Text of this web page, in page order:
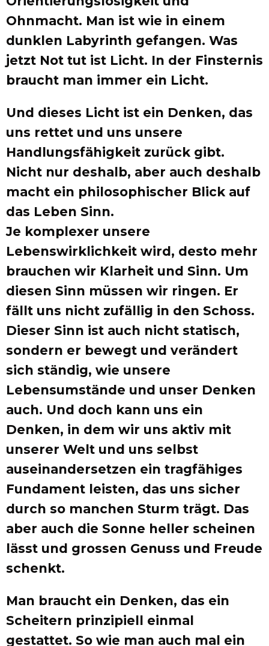
Ohnmacht. Man ist wie in einem
dunklen Labyrinth gefangen. Was
jetzt Not tut ist Licht. In der Finsternis
braucht man immer ein Licht.
Und dieses Licht ist ein Denken, das
uns rettet und uns unsere
Handlungsfähigkeit zurück gibt.
Nicht nur deshalb, aber auch deshalb
macht ein philosophischer Blick auf
das Leben Sinn.
Je komplexer unsere
Lebenswirklichkeit wird, desto mehr
brauchen wir Klarheit und Sinn. Um
diesen Sinn müssen wir ringen. Er
fällt uns nicht zufällig in den Schoss.
Dieser Sinn ist auch nicht statisch,
sondern er bewegt und verändert
sich ständig, wie unsere
Lebensumstände und unser Denken
auch. Und doch kann uns ein
Denken, in dem wir uns aktiv mit
unserer Welt und uns selbst
auseinandersetzen ein tragfähiges
Fundament leisten, das uns sicher
durch so manchen Sturm trägt. Das
aber auch die Sonne heller scheinen
lässt und grossen Genuss und Freude
schenkt.
Man braucht ein Denken, das ein
Scheitern prinzipiell einmal
gestattet. So wie man auch mal ein